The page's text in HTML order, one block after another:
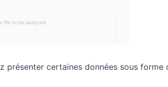
présenter certaines données sous forme